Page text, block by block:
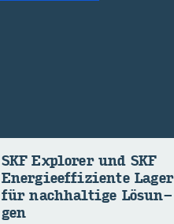
SKF Ex­plo­rer und SKF
En­er­gie­ef­fi­zi­en­te Lager
für nach­hal­ti­ge Lö­sun­
gen